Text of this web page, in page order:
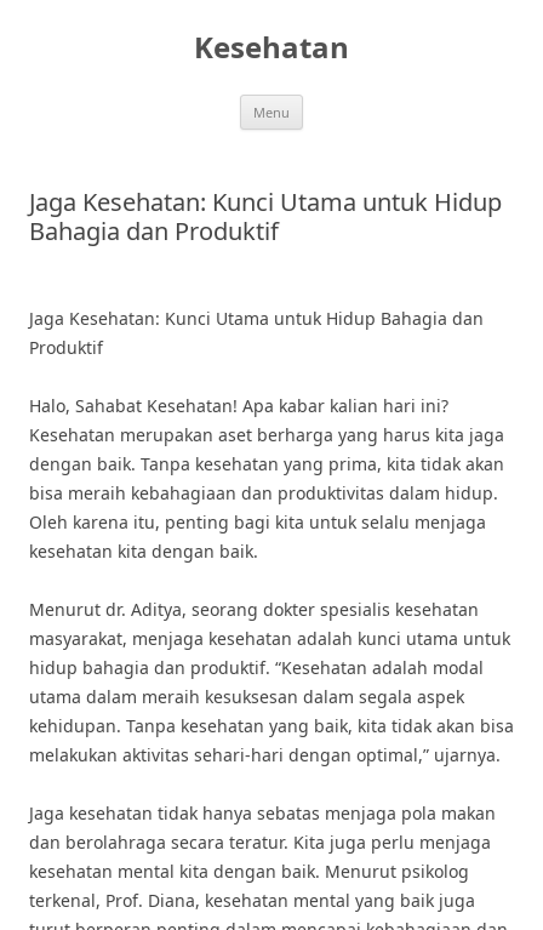
Kesehatan
Menu
Jaga Kesehatan: Kunci Utama untuk Hidup
Bahagia dan Produktif
Jaga Kesehatan: Kunci Utama untuk Hidup Bahagia dan
Produktif
Halo, Sahabat Kesehatan! Apa kabar kalian hari ini?
Kesehatan merupakan aset berharga yang harus kita jaga
dengan baik. Tanpa kesehatan yang prima, kita tidak akan
bisa meraih kebahagiaan dan produktivitas dalam hidup.
Oleh karena itu, penting bagi kita untuk selalu menjaga
kesehatan kita dengan baik.
Menurut dr. Aditya, seorang dokter spesialis kesehatan
masyarakat, menjaga kesehatan adalah kunci utama untuk
hidup bahagia dan produktif. “Kesehatan adalah modal
utama dalam meraih kesuksesan dalam segala aspek
kehidupan. Tanpa kesehatan yang baik, kita tidak akan bisa
melakukan aktivitas sehari-hari dengan optimal,” ujarnya.
Jaga kesehatan tidak hanya sebatas menjaga pola makan
dan berolahraga secara teratur. Kita juga perlu menjaga
kesehatan mental kita dengan baik. Menurut psikolog
terkenal, Prof. Diana, kesehatan mental yang baik juga